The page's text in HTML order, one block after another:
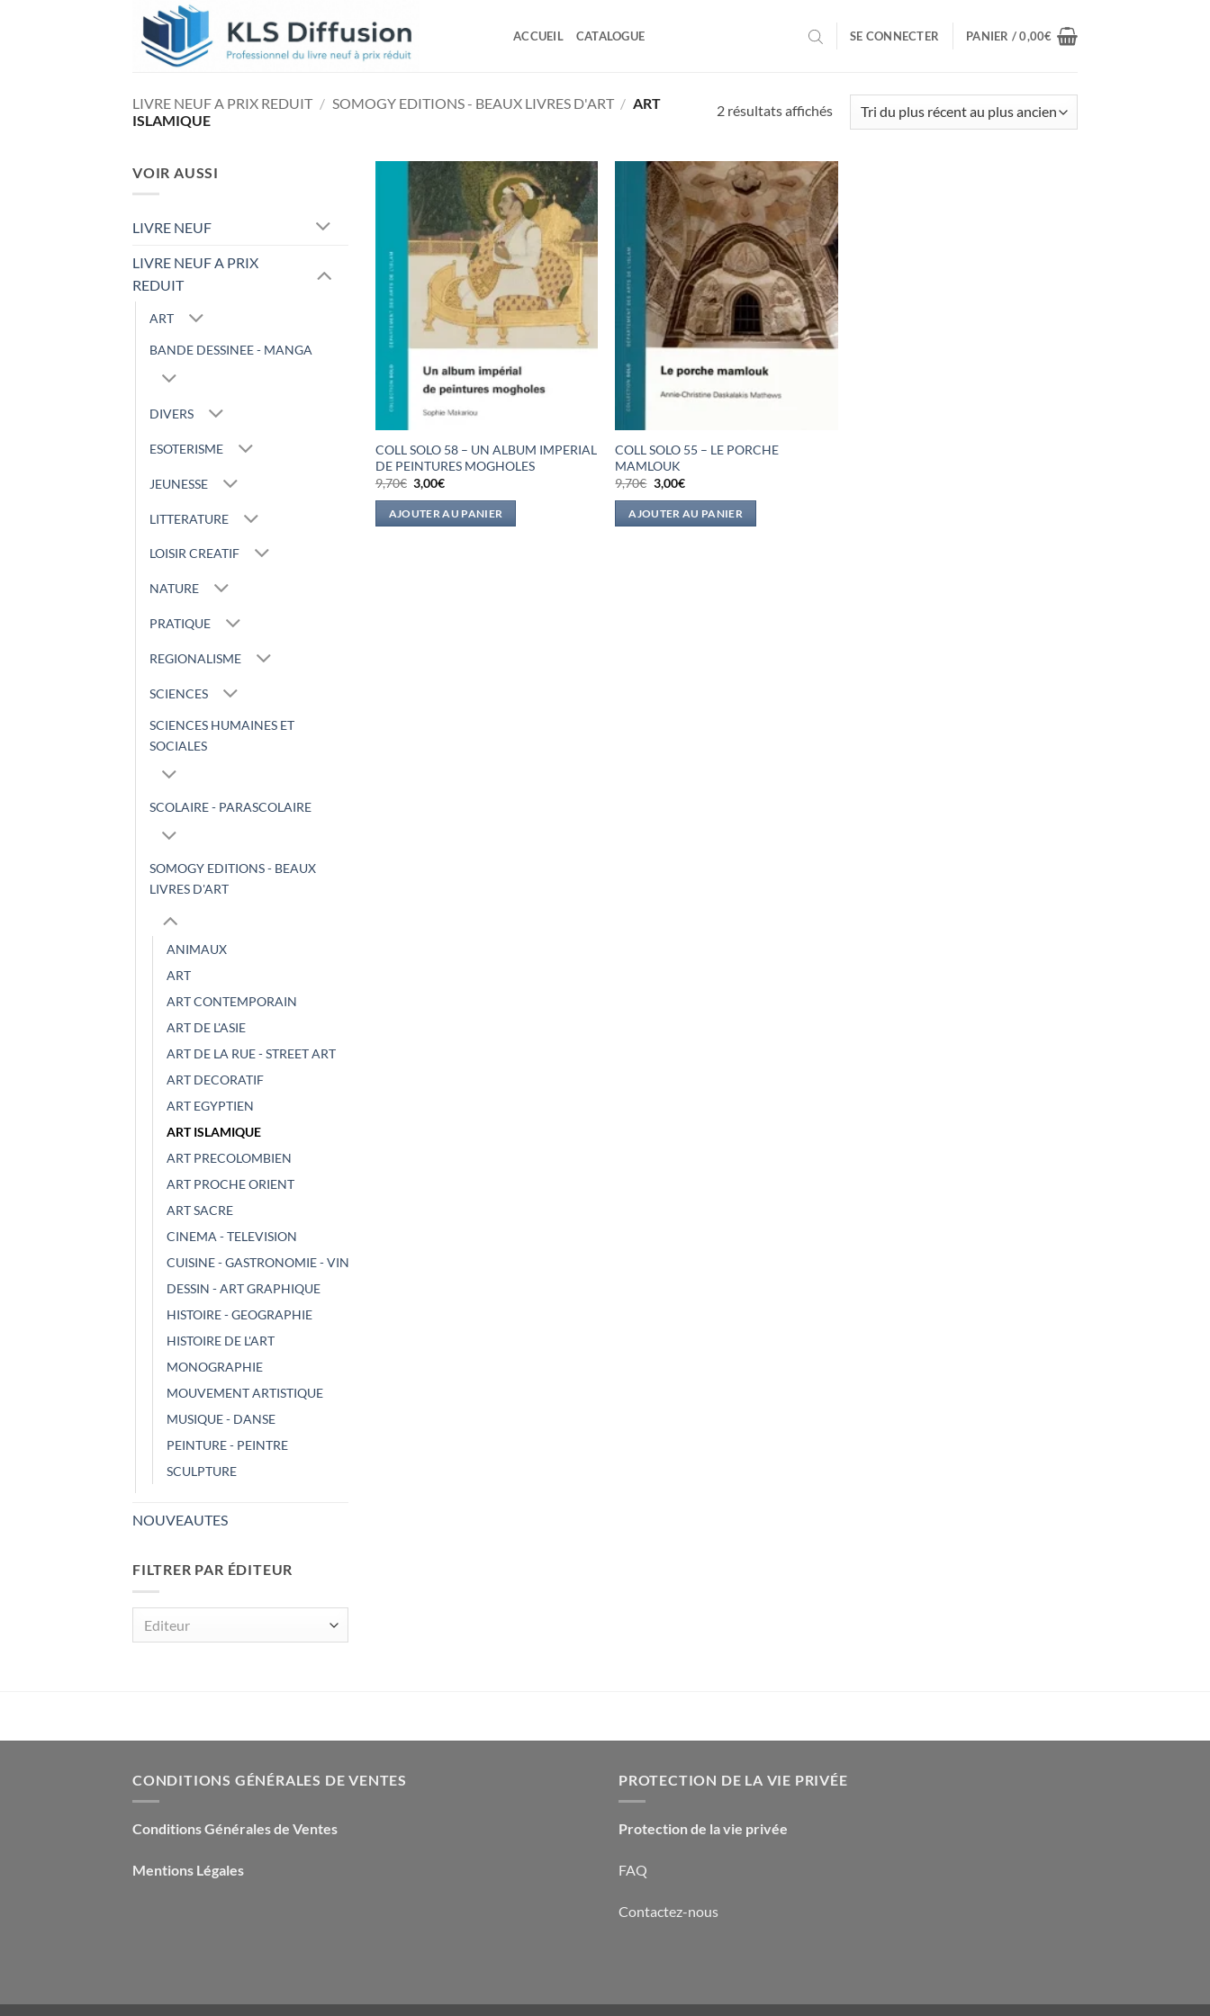
ACCUEIL CATALOGUE SE CONNECTER PANIER /0,00€
LIVRE NEUF A PRIX REDUIT / SOMOGY EDITIONS - BEAUX LIVRES D'ART / ART
ISLAMIQUE
2 résultats affichésTrié
récent
au
plus
ancien
VOIR AUSSI
LIVRE NEUF
LIVRE NEUF A PRIX
REDUIT
ART
BANDE DESSINEE - MANGA
DIVERS
ESOTERISME
JEUNESSE
LITTERATURE
LOISIR CREATIF
NATURE
PRATIQUE
REGIONALISME
SCIENCES
SCIENCES HUMAINES ET
SOCIALES
SCOLAIRE - PARASCOLAIRE
SOMOGY EDITIONS - BEAUX
LIVRES D'ART
ANIMAUX
ART
ART CONTEMPORAIN
ART DE L'ASIE
ART DE LA RUE - STREET ART
ART DECORATIF
ART EGYPTIEN
ART ISLAMIQUE
ART PRECOLOMBIEN
ART PROCHE ORIENT
ART SACRE
CINEMA - TELEVISION
CUISINE - GASTRONOMIE - VIN
DESSIN - ART GRAPHIQUE
HISTOIRE - GEOGRAPHIE
HISTOIRE DE L'ART
MONOGRAPHIE
MOUVEMENT ARTISTIQUE
MUSIQUE - DANSE
PEINTURE - PEINTRE
SCULPTURE
NOUVEAUTES
FILTRER PAR ÉDITEUR
Editeur
COLL SOLO 58 – UN ALBUM IMPERIAL
DE PEINTURES MOGHOLES
9,70€ Le
prix
initial
était :
3,00€Le
actuel
est :
AJOUTER AU PANIER
COLL SOLO 55 – LE PORCHE
MAMLOUK
9,70€ Le
prix
initial
était :
3,00€Le
actuel
est :
AJOUTER AU PANIER
CONDITIONS GÉNÉRALES DE VENTES
Conditions Générales de Ventes
Mentions Légales
PROTECTION DE LA VIE PRIVÉE
Protection de la vie privée
FAQ
Contactez-nous